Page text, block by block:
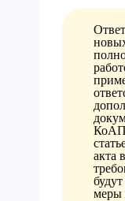
КоАП
акта
меры